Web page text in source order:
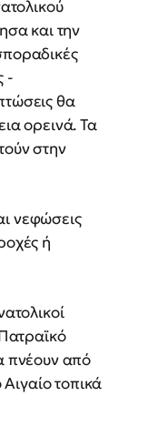
και την
-
θα
ορεινά. Τα
στην
νεφώσεις
ή
πνέουν από
τοπικά